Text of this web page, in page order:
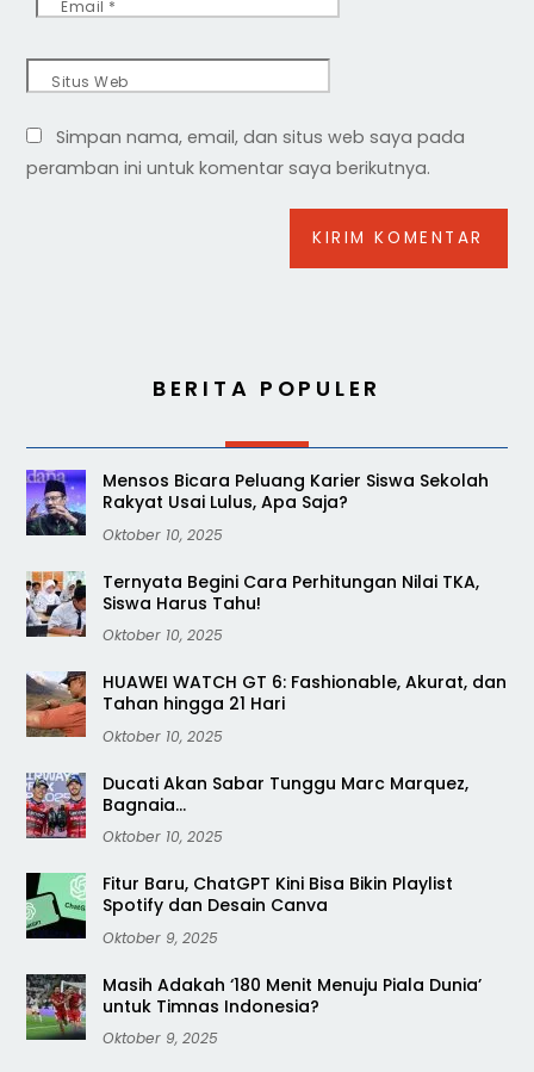
Email *
Situs Web
Simpan nama, email, dan situs web saya pada
peramban ini untuk komentar saya berikutnya.
BERITA POPULER
Mensos Bicara Peluang Karier Siswa Sekolah
Rakyat Usai Lulus, Apa Saja?
Oktober 10, 2025
Ternyata Begini Cara Perhitungan Nilai TKA,
Siswa Harus Tahu!
Oktober 10, 2025
HUAWEI WATCH GT 6: Fashionable, Akurat, dan
Tahan hingga 21 Hari
Oktober 10, 2025
Ducati Akan Sabar Tunggu Marc Marquez,
Bagnaia…
Oktober 10, 2025
Fitur Baru, ChatGPT Kini Bisa Bikin Playlist
Spotify dan Desain Canva
Oktober 9, 2025
Masih Adakah ‘180 Menit Menuju Piala Dunia’
untuk Timnas Indonesia?
Oktober 9, 2025